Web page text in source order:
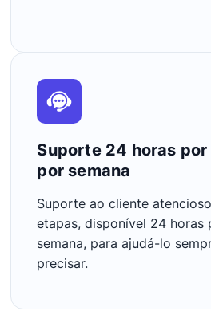
Suporte 24 horas por
por semana
Suporte ao cliente
etapas, disponível 24 horas
semana, para ajudá-lo
precisar.